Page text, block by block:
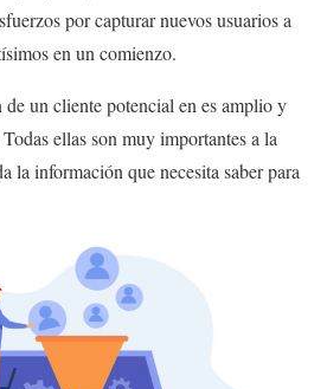
por capturar nuevos usuarios a
en un comienzo.
un cliente potencial en es amplio y
ellas son muy importantes a la
la información que necesita saber para